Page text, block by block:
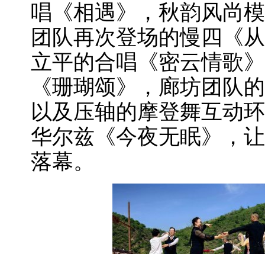
唱《相遇》，秋韵风尚
团队再次登场的慢四《
立平的合唱《密云情歌
《珊瑚颂》，廊坊团队
以及压轴的摩登舞互动
华尔兹《今夜无眠》，
落幕。